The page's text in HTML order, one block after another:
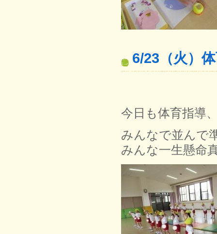
6/23（火）
今日も体育指導
みんなで並んで
みんな一生懸命